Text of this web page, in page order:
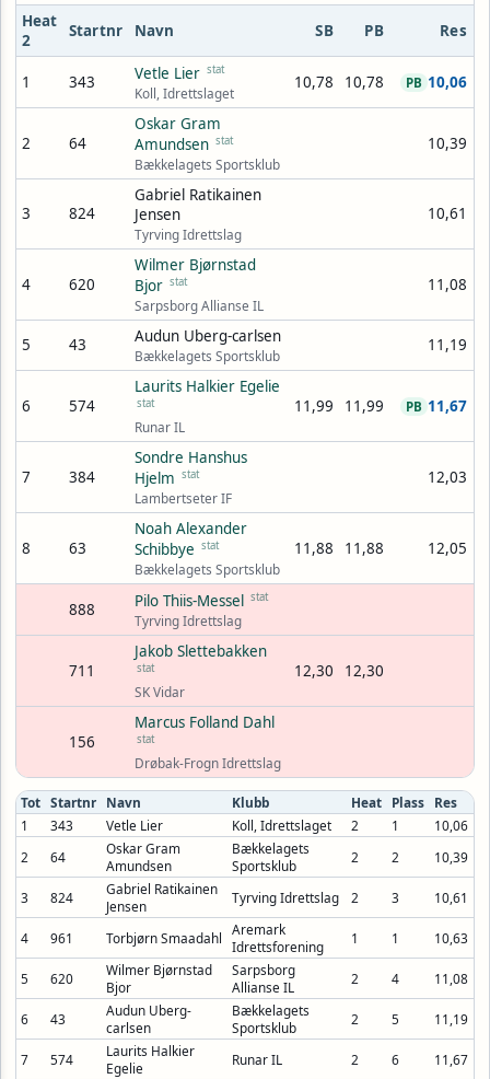
Heat
2
Startnr Navn SB PB Res
1 343 Vetle Lier stat
Koll, Idrettslaget
10,78 10,78 10,06
PB
2 64
Oskar Gram
Amundsen stat
Bækkelagets Sportsklub
10,39
3 824
Gabriel Ratikainen
Jensen
Tyrving Idrettslag
10,61
4 620
Wilmer Bjørnstad
Bjor stat
Sarpsborg Allianse IL
11,08
5 43 Audun Uberg-carlsen
Bækkelagets Sportsklub
11,19
6 574
Laurits Halkier Egelie
stat
Runar IL
11,99 11,99 11,67
PB
7 384
Sondre Hanshus
Hjelm stat
Lambertseter IF
12,03
8 63
Noah Alexander
Schibbye stat
Bækkelagets Sportsklub
11,88 11,88 12,05
888 Pilo Thiis-Messel stat
Tyrving Idrettslag
711
Jakob Slettebakken
stat
SK Vidar
12,30 12,30
156
Marcus Folland Dahl
stat
Drøbak-Frogn Idrettslag
Tot Startnr Navn Klubb Heat Plass
Res
1
343 Vetle Lier Koll, Idrettslaget 2 1
10,06
2
64
Oskar Gram
Amundsen
Bækkelagets
Sportsklub
2 2 10,39
3 824
Gabriel Ratikainen
Jensen
Tyrving Idrettslag 2 3 10,61
4 961 Torbjørn Smaadahl
Aremark
Idrettsforening
1 1 10,63
5 620
Wilmer Bjørnstad
Bjor
Sarpsborg
Allianse IL
2 4 11,08
6 43
Audun Uberg-
carlsen
Bækkelagets
Sportsklub
2 5 11,19
7 574
Laurits Halkier
Egelie
Runar IL 2 6
11,67